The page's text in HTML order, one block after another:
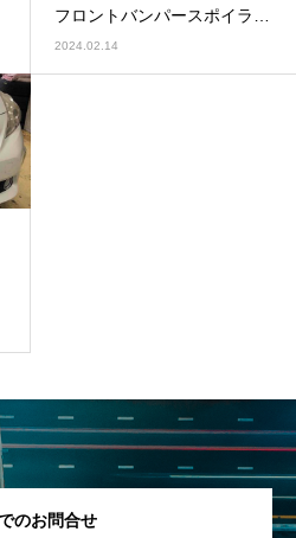
フロントバンパースポイラー
修理塗装
2024.02.14
のお問合せ